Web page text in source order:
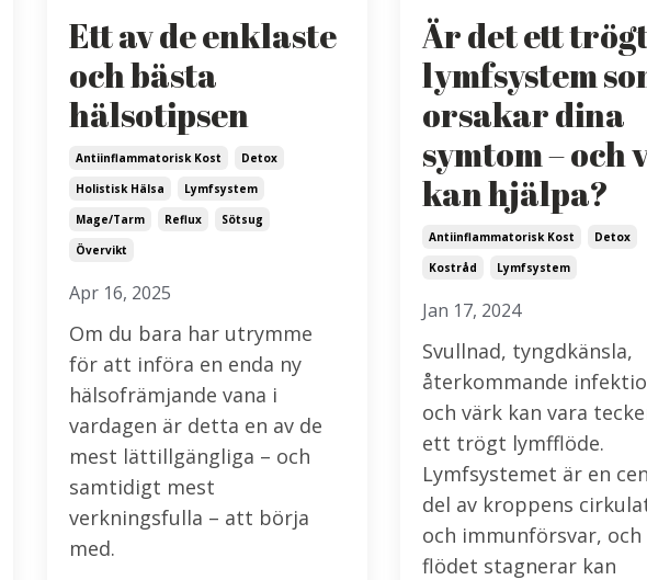
Ett av de enklaste
och bästa
hälsotipsen
Antiinflammatorisk Kost
Detox
Holistisk Hälsa
Lymfsystem
Mage/tarm
Reflux
Sötsug
Övervikt
Apr 16, 2025
Om du bara har utrymme
för att införa en enda ny
hälsofrämjande vana i
vardagen är detta en av de
mest lättillgängliga – och
samtidigt mest
verkningsfulla – att börja
med.
Är det ett
lymfsystem
orsakar dina
symtom – och
kan hjälpa?
Antiinflammatorisk Kost
Detox
Kostråd
Lymfsystem
Jan 17, 2024
Svullnad, tyngdkänsla,
återkommande
och värk kan vara
ett trögt lymfflöde.
Lymfsystemet är en
del av kroppens
och immunförsvar, och
flödet stagnerar kan